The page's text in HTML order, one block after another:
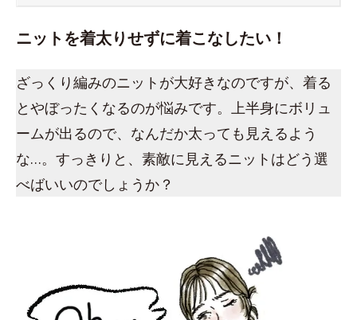
ニットを着太りせずに着こなしたい！
ざっくり編みのニットが大好きなのですが、着る
とやぼったくなるのが悩みです。上半身にボリュ
ームが出るので、なんだか太っても見えるよう
な…。すっきりと、素敵に見えるニットはどう選
べばいいのでしょうか？